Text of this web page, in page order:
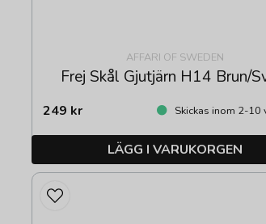
AFFARI OF SWEDEN
Frej Skål Gjutjärn H14 Brun/
249 kr Skickas inom 2-10
LÄGG I VARUKORGEN